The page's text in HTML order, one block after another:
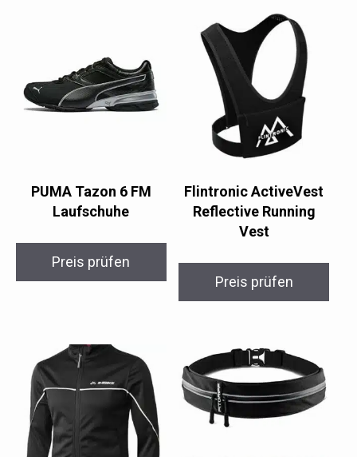
PUMA Tazon 6 FM
Laufschuhe
Preis prüfen
Flintronic ActiveVest
Reflective Running
Vest
Preis prüfen